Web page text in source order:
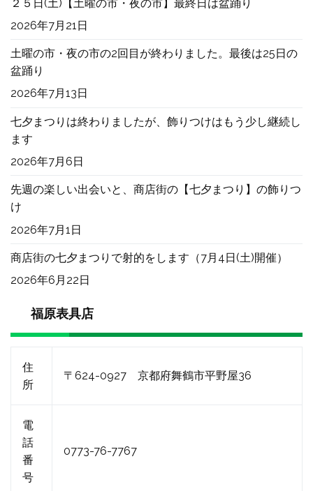
２５日(土)【土曜の市・夜の市】最終日は盆踊り
2026年7月21日
土曜の市・夜の市の2回目が終わりました。最後は25日の
盆踊り
2026年7月13日
七夕まつりは終わりましたが、飾りつけはもう少し継続し
ます
2026年7月6日
先週の楽しい出会いと、商店街の【七夕まつり】の飾りつ
け
2026年7月1日
商店街の七夕まつりで射的をします（7月4日(土)開催）
2026年6月22日
福原表具店
住
所
〒624-0927 京都府舞鶴市平野屋36
電
話
番
号
0773-76-7767